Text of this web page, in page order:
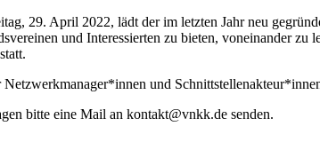
29. April 2022, lädt der im letzten Jahr neu
und Interessierten zu bieten, voneinander
und
bitte eine Mail an kontakt@vnkk.de senden.